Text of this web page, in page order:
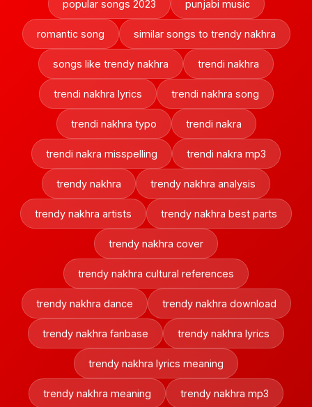
popular songs 2023 punjabi music
romantic song similar songs to trendy nakhra
songs like trendy nakhra trendi nakhra
trendi nakhra lyrics trendi nakhra song
trendi nakhra typo trendi nakra
trendi nakra misspelling trendi nakra mp3
trendy nakhra trendy nakhra analysis
trendy nakhra artists trendy nakhra best parts
trendy nakhra cover
trendy nakhra cultural references
trendy nakhra dance trendy nakhra download
trendy nakhra fanbase trendy nakhra lyrics
trendy nakhra lyrics meaning
trendy nakhra meaning trendy nakhra mp3